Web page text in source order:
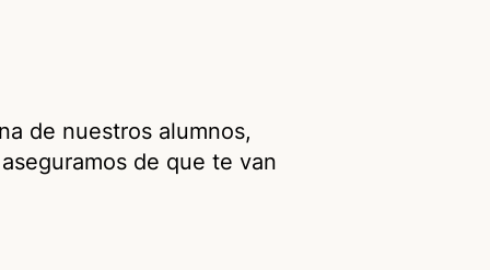
de nuestros alumnos,
de que te van